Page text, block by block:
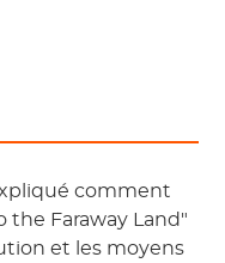
comment
the Faraway Land"
et les moyens